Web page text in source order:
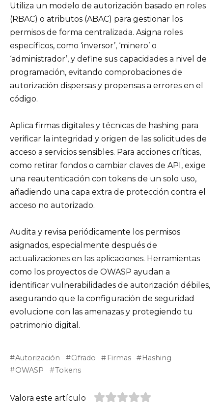
Utiliza un modelo de autorización basado en roles
(RBAC) o atributos (ABAC) para gestionar los
permisos de forma centralizada. Asigna roles
específicos, como ‘inversor’, ‘minero’ o
‘administrador’, y define sus capacidades a nivel de
programación, evitando comprobaciones de
autorización dispersas y propensas a errores en el
código.
Aplica firmas digitales y técnicas de hashing para
verificar la integridad y origen de las solicitudes de
acceso a servicios sensibles. Para acciones críticas,
como retirar fondos o cambiar claves de API, exige
una reautenticación con tokens de un solo uso,
añadiendo una capa extra de protección contra el
acceso no autorizado.
Audita y revisa periódicamente los permisos
asignados, especialmente después de
actualizaciones en las aplicaciones. Herramientas
como los proyectos de OWASP ayudan a
identificar vulnerabilidades de autorización débiles,
asegurando que la configuración de seguridad
evolucione con las amenazas y protegiendo tu
patrimonio digital.
Autorización Cifrado Firmas
Hashing
OWASP
Tokens
Valora este artículo